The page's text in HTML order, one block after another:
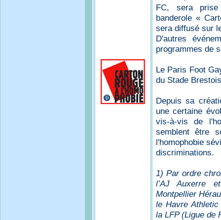
FC, sera
banderole «
sera diffusé sur
D'autres
programmes de
Le Paris Foot
du Stade
Depuis sa
une certaine
vis-à-vis de
semblent être
l'homophobie
discriminations.
1) Par ordre
l’AJ Auxerre
Montpellier
le Havre
la LFP (Ligue de